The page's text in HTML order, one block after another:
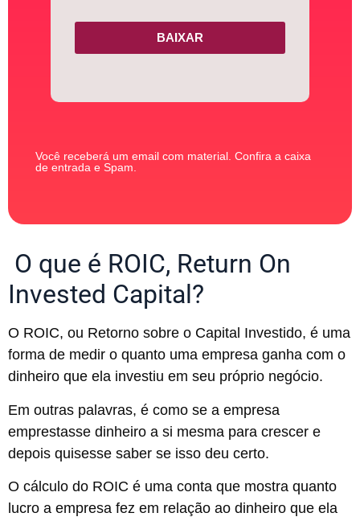
BAIXAR
Você receberá um email com material. Confira a caixa
de entrada e Spam.
O que é ROIC, Return On
Invested Capital?
O ROIC, ou Retorno sobre o Capital Investido, é uma
forma de medir o quanto uma empresa ganha com o
dinheiro que ela investiu em seu próprio negócio.
Em outras palavras, é como se a empresa
emprestasse dinheiro a si mesma para crescer e
depois quisesse saber se isso deu certo.
O cálculo do ROIC é uma conta que mostra quanto
lucro a empresa fez em relação ao dinheiro que ela